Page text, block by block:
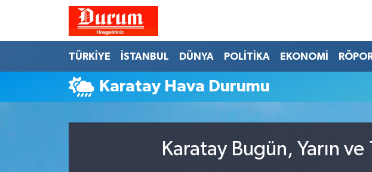
TÜRKİYE İSTANBUL DÜNYA POLİTİKA EKONOMİ
Karatay Hava Durumu
Karatay Bugün, Yarın
Hava Durumu